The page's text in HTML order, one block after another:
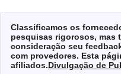
Classificamos os
pesquisas rigorosos, mas
consideração seu
com provedores. Esta
afiliados.Divulgação de